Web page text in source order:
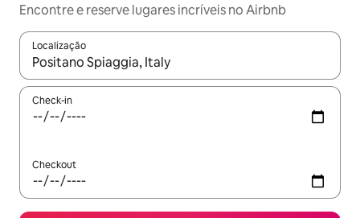
Encontre e reserve lugares incríveis no Airbnb
Localização
Quando os resultados estiverem disponíveis, explore-os
Check-in
Checkout